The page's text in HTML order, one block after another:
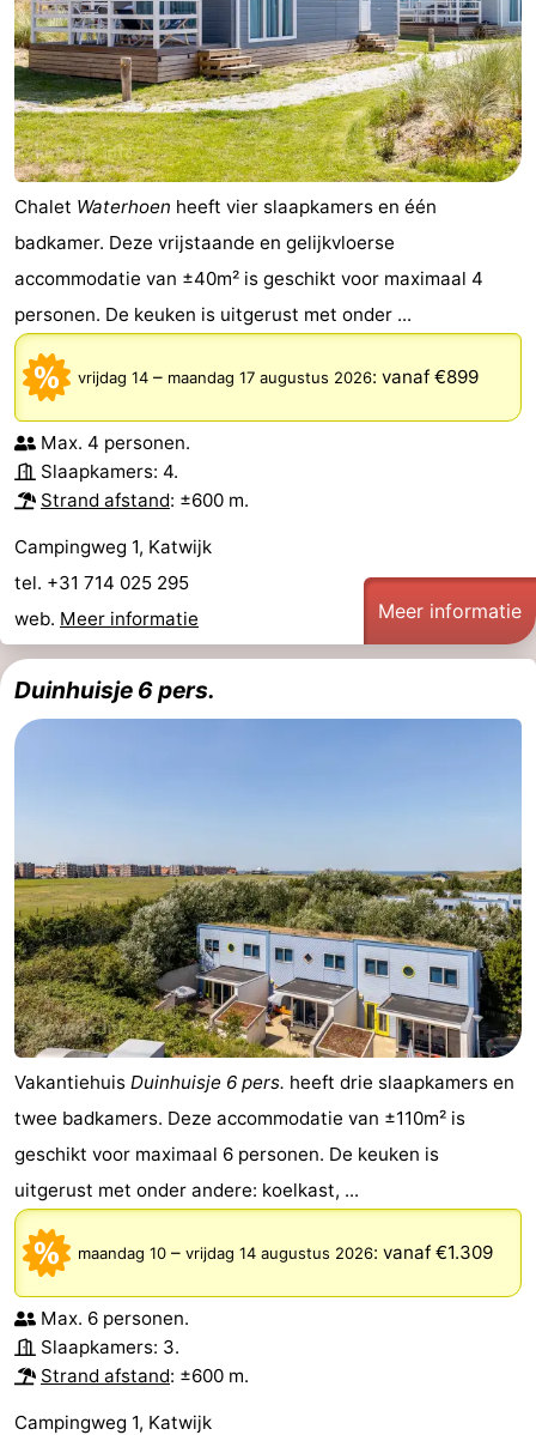
Chalet Waterhoen heeft vier slaapkamers en één
badkamer. Deze vrijstaande en gelijkvloerse
accommodatie van ±40m² is geschikt voor maximaal 4
personen. De keuken is uitgerust met onder ...
vrijdag 14 – maandag 17 augustus 2026: vanaf €899
Max. 4 personen.
Slaapkamers: 4.
Strand afstand: ±600 m.
Campingweg 1, Katwijk
tel. +31 714 025 295
web. Meer informatie Meer informatie
Duinhuisje 6 pers.
Vakantiehuis Duinhuisje 6 pers. heeft drie slaapkamers en
twee badkamers. Deze accommodatie van ±110m² is
geschikt voor maximaal 6 personen. De keuken is
uitgerust met onder andere: koelkast, ...
maandag 10 – vrijdag 14 augustus 2026: vanaf €1.309
Max. 6 personen.
Slaapkamers: 3.
Strand afstand: ±600 m.
Campingweg 1, Katwijk